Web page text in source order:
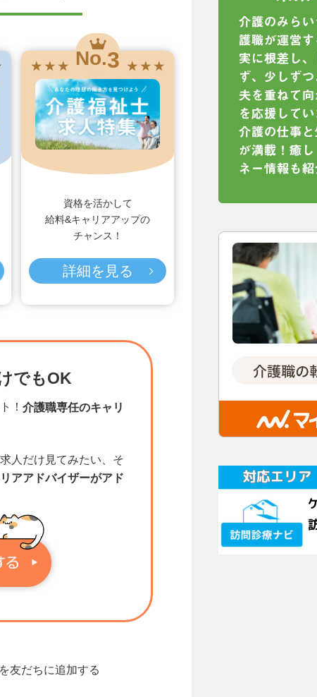
★ ★ ★ No.3 ★ ★ ★
資格を活かして
給料&キャリアアップの
チャンス！
詳細を見る
でもOK
！ 介護職専任のキャリ
人だけ見てみたい、そ
アアドバイザーがアド
友だちに追加する